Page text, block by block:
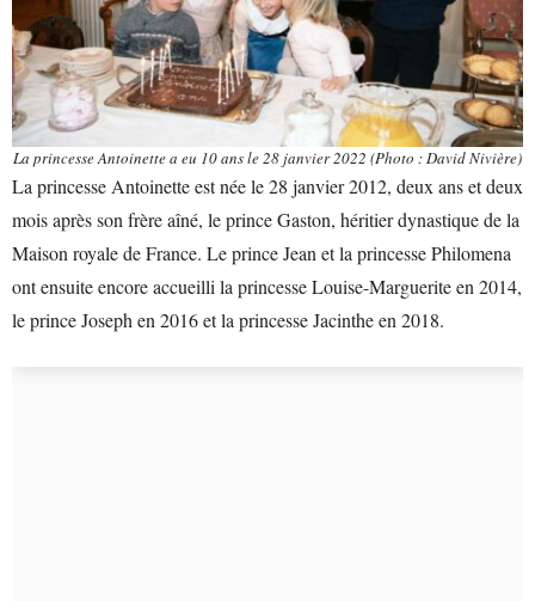
La princesse Antoinette a eu 10 ans le 28 janvier 2022 (Photo : David Nivière)
La princesse Antoinette est née le 28 janvier 2012, deux ans et deux
mois après son frère aîné, le prince Gaston, héritier dynastique de la
Maison royale de France. Le prince Jean et la princesse Philomena
ont ensuite encore accueilli la princesse Louise-Marguerite en 2014,
le prince Joseph en 2016 et la princesse Jacinthe en 2018.